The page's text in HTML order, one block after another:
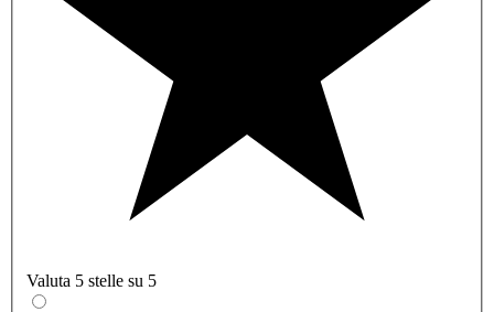
Valuta 5 stelle su 5